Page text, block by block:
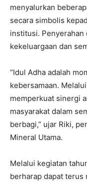
menyalurkan
secara simbolis
institusi. Penyerahan
kekeluargaan dan
“Idul Adha adalah
kebersamaan.
memperkuat sinergi
masyarakat dalam
berbagi,” ujar Riki,
Mineral Utama.
Melalui kegiatan
berharap dapat terus